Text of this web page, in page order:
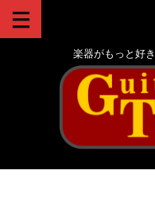
楽器がもっと好